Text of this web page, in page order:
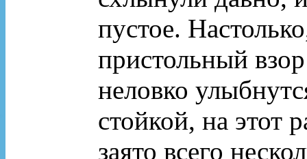
пустое.
пристольный
неловко
стойкой, на этот
заято всего